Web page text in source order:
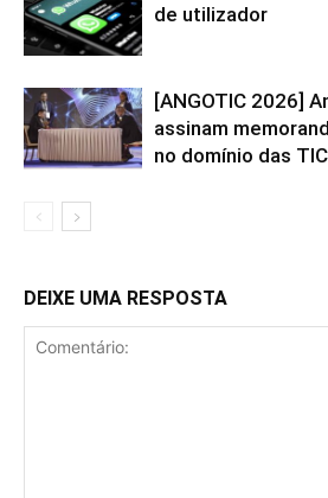
de utilizador
[ANGOTIC 2026]
assinam
no domínio das TIC
DEIXE UMA RESPOSTA